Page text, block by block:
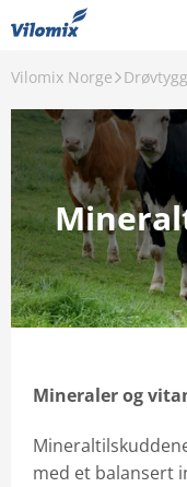
Vilomix Norge
Mineraler og
med et balansert
Svin
Fjørfe
Hest